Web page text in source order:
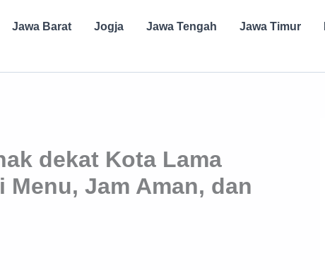
Jawa Barat Jogja Jawa Tengah Jawa Timur
dekat Kota Lama
Menu, Jam Aman, dan